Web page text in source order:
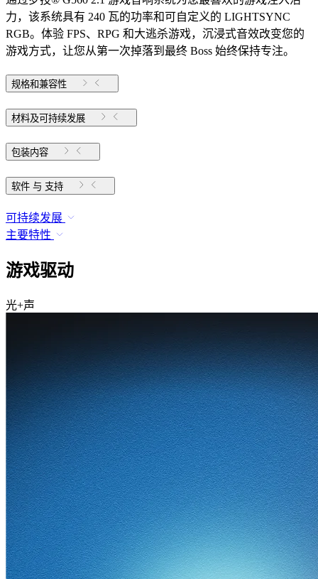
力，该系统具有 240 瓦的功率和可自定义的 LIGHTSYNC
RGB。体验 FPS、RPG 和大逃杀游戏，沉浸式音效改变您的
游戏方式，让您从第一次掉落到最终 Boss 始终保持专注。
规格和兼容性
材料及可持续发展
包装内容
软件 与 支持
可持续发展
主要特性
游戏驱动
光+声